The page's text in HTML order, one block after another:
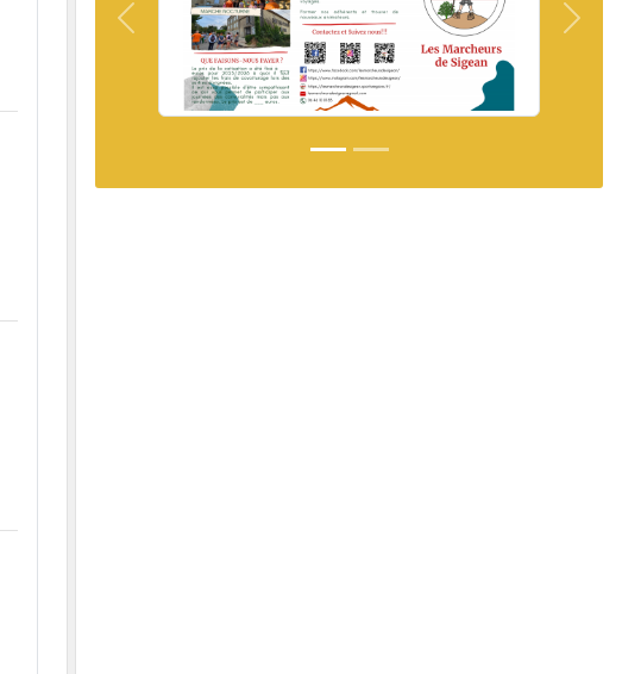
Précedent